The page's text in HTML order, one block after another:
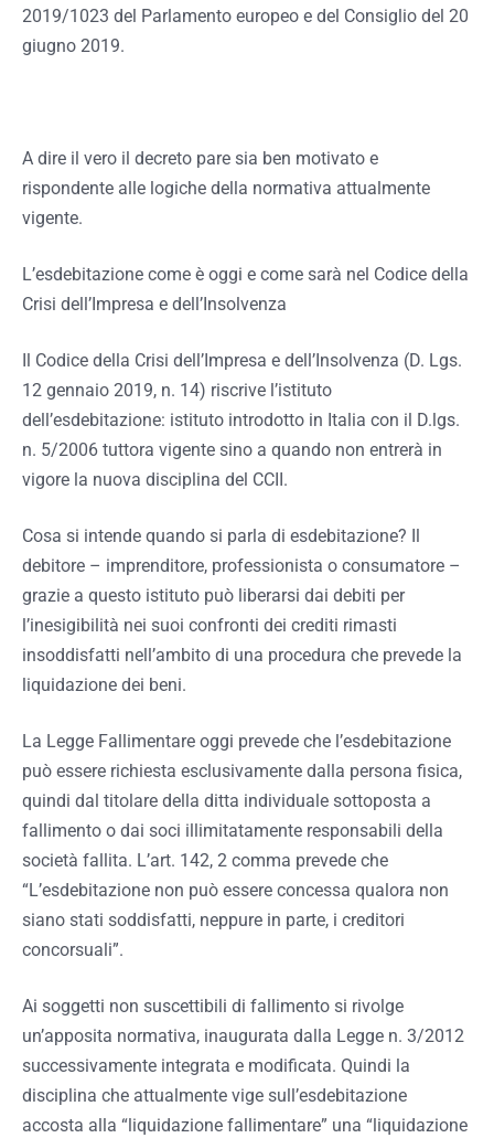
2019/1023 del Parlamento europeo e del Consiglio del 20
giugno 2019.
A dire il vero il decreto pare sia ben motivato e
rispondente alle logiche della normativa attualmente
vigente.
L’esdebitazione come è oggi e come sarà nel Codice della
Crisi dell’Impresa e dell’Insolvenza
Il Codice della Crisi dell’Impresa e dell’Insolvenza (D. Lgs.
12 gennaio 2019, n. 14) riscrive l’istituto
dell’esdebitazione: istituto introdotto in Italia con il D.lgs.
n. 5/2006 tuttora vigente sino a quando non entrerà in
vigore la nuova disciplina del CCII.
Cosa si intende quando si parla di esdebitazione? Il
debitore – imprenditore, professionista o consumatore –
grazie a questo istituto può liberarsi dai debiti per
l’inesigibilità nei suoi confronti dei crediti rimasti
insoddisfatti nell’ambito di una procedura che prevede la
liquidazione dei beni.
La Legge Fallimentare oggi prevede che l’esdebitazione
può essere richiesta esclusivamente dalla persona fisica,
quindi dal titolare della ditta individuale sottoposta a
fallimento o dai soci illimitatamente responsabili della
società fallita. L’art. 142, 2 comma prevede che
“L’esdebitazione non può essere concessa qualora non
siano stati soddisfatti, neppure in parte, i creditori
concorsuali”.
Ai soggetti non suscettibili di fallimento si rivolge
un’apposita normativa, inaugurata dalla Legge n. 3/2012
successivamente integrata e modificata. Quindi la
disciplina che attualmente vige sull’esdebitazione
accosta alla “liquidazione fallimentare” una “liquidazione